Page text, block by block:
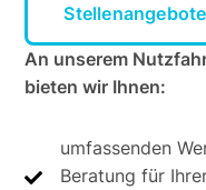
Stellenangebote
An unserem
bieten wir Ihnen:
umfassenden
Beratung für